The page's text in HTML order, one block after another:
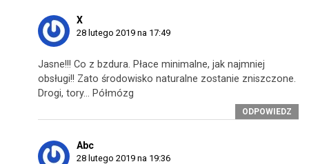
X
28 lutego 2019 na 17:49
Jasne!!! Co z bzdura. Płace minimalne, jak najmniej
obsługi!! Zato środowisko naturalne zostanie zniszczone.
Drogi, tory… Półmózg
ODPOWIEDZ
Abc
28 lutego 2019 na 19:36